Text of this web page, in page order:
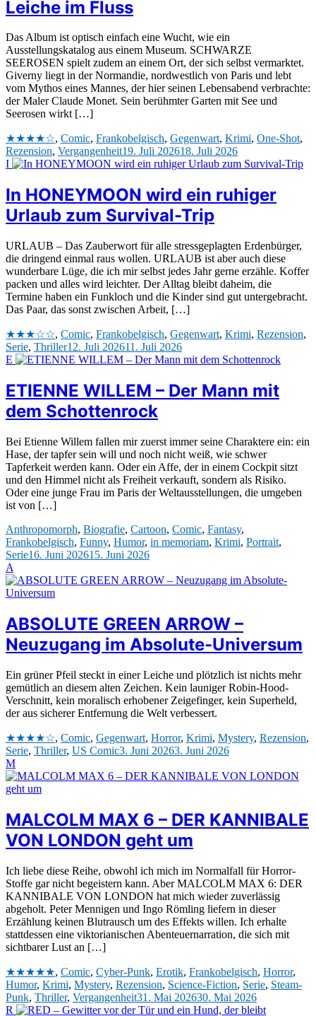
Leiche im Fluss
Das Album ist optisch einfach eine Wucht, wie ein
Ausstellungskatalog aus einem Museum. SCHWARZE
SEEROSEN spielt zudem an einem Ort, der sich selbst vermarktet.
Giverny liegt in der Normandie, nordwestlich von Paris und lebt
vom Mythos eines Mannes, der hier seinen Lebensabend verbrachte:
der Maler Claude Monet. Sein berühmter Garten mit See und
Seerosen wirkt […]
★★★★☆, Comic, Frankobelgisch, Gegenwart, Krimi, One-Shot,
Rezension, Vergangenheit19. Juli 202618. Juli 2026
I
In HONEYMOON wird ein ruhiger
Urlaub zum Survival-Trip
URLAUB – Das Zauberwort für alle stressgeplagten Erdenbürger,
die dringend einmal raus wollen. URLAUB ist aber auch diese
wunderbare Lüge, die ich mir selbst jedes Jahr gerne erzähle. Koffer
packen und alles wird leichter. Der Alltag bleibt daheim, die
Termine haben ein Funkloch und die Kinder sind gut untergebracht.
Das Paar, das sonst zwischen Arbeit, […]
★★★☆☆, Comic, Frankobelgisch, Gegenwart, Krimi, Rezension,
Serie, Thriller12. Juli 202611. Juli 2026
E
ETIENNE WILLEM – Der Mann mit
dem Schottenrock
Bei Etienne Willem fallen mir zuerst immer seine Charaktere ein: ein
Hase, der tapfer sein will und noch nicht weiß, wie schwer
Tapferkeit werden kann. Oder ein Affe, der in einem Cockpit sitzt
und den Himmel nicht als Freiheit verkauft, sondern als Risiko.
Oder eine junge Frau im Paris der Weltausstellungen, die umgeben
ist von […]
Anthropomorph, Biografie, Cartoon, Comic, Fantasy,
Frankobelgisch, Funny, Humor, in memoriam, Krimi, Portrait,
Serie16. Juni 202615. Juni 2026
A
ABSOLUTE GREEN ARROW –
Neuzugang im Absolute-Universum
Ein grüner Pfeil steckt in einer Leiche und plötzlich ist nichts mehr
gemütlich an diesem alten Zeichen. Kein launiger Robin-Hood-
Verschnitt, kein moralisch erhobener Zeigefinger, kein Superheld,
der aus sicherer Entfernung die Welt verbessert.
★★★★☆, Comic, Gegenwart, Horror, Krimi, Mystery, Rezension,
Serie, Thriller, US Comic3. Juni 20263. Juni 2026
M
MALCOLM MAX 6 – DER KANNIBALE
VON LONDON geht um
Ich liebe diese Reihe, obwohl ich mich im Normalfall für Horror-
Stoffe gar nicht begeistern kann. Aber MALCOLM MAX 6: DER
KANNIBALE VON LONDON hat mich wieder zuverlässig
abgeholt. Peter Mennigen und Ingo Römling liefern in dieser
Erzählung keinen Blutrausch um des Effekts willen. Ich erhalte
stattdessen eine viktorianischen Abenteuernarration, die sich mit
sichtbarer Lust an […]
★★★★★, Comic, Cyber-Punk, Erotik, Frankobelgisch, Horror,
Humor, Krimi, Mystery, Rezension, Science-Fiction, Serie, Steam-
Punk, Thriller, Vergangenheit31. Mai 202630. Mai 2026
R